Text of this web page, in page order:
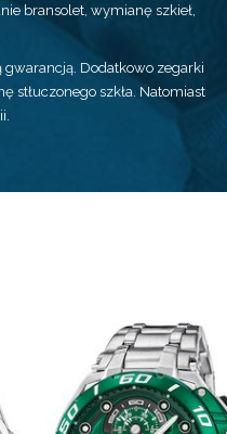
bransolet, wymianę szkieł,
Dodatkowo zegarki
stłuczonego szkła. Natomiast